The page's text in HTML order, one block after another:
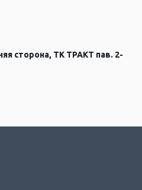
сторона, ТК ТРАКТ пав. 2-